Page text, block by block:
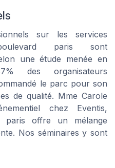
sur les services
paris sont
une étude menée en
des organisateurs
le parc pour son
de qualité. Mme Carole
chez Eventis,
paris offre un mélange
Nos séminaires y sont